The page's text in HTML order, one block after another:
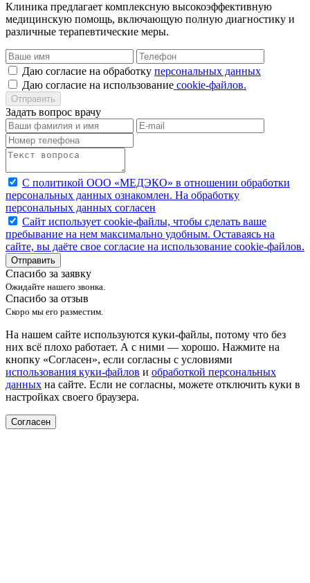
Клиника предлагает комплексную высокоэффективную
медицинскую помощь, включающую полную диагностику и
различные терапевтические меры.
Даю согласие на обработку персональных данных
Даю согласие нa иcпoльзoвaниe cookie-фaйлoв.
Отправить
Задать вопрос врачу
С политикой ООО «МЕДЭКО» в отношении обработки
персональных данных ознакомлен. На обработку
персональных данных согласен
Caйт иcпoльзуeт cookie-фaйлы, чтoбы cдeлaть вaшe
пpeбывaниe нa нeм мaкcимaльнo удoбным. Ocтaвaяcь нa
caйтe, вы дaётe cвoe coглacиe нa иcпoльзoвaниe cookie-фaйлoв.
Отправить
Спасибо за заявку
Ожидайте нашего звонка.
Спасибо за отзыв
Скоро мы его разместим.
На нашем сайте используются куки-файлы, потому что без
них всё плохо работает. А с ними — хорошо. Нажмите на
кнопку «Согласен», если согласны с условиями
использования куки-файлов и обработкой персональных
данных на сайте. Если не согласны, можете отключить куки в
настройках своего браузера.
Согласен